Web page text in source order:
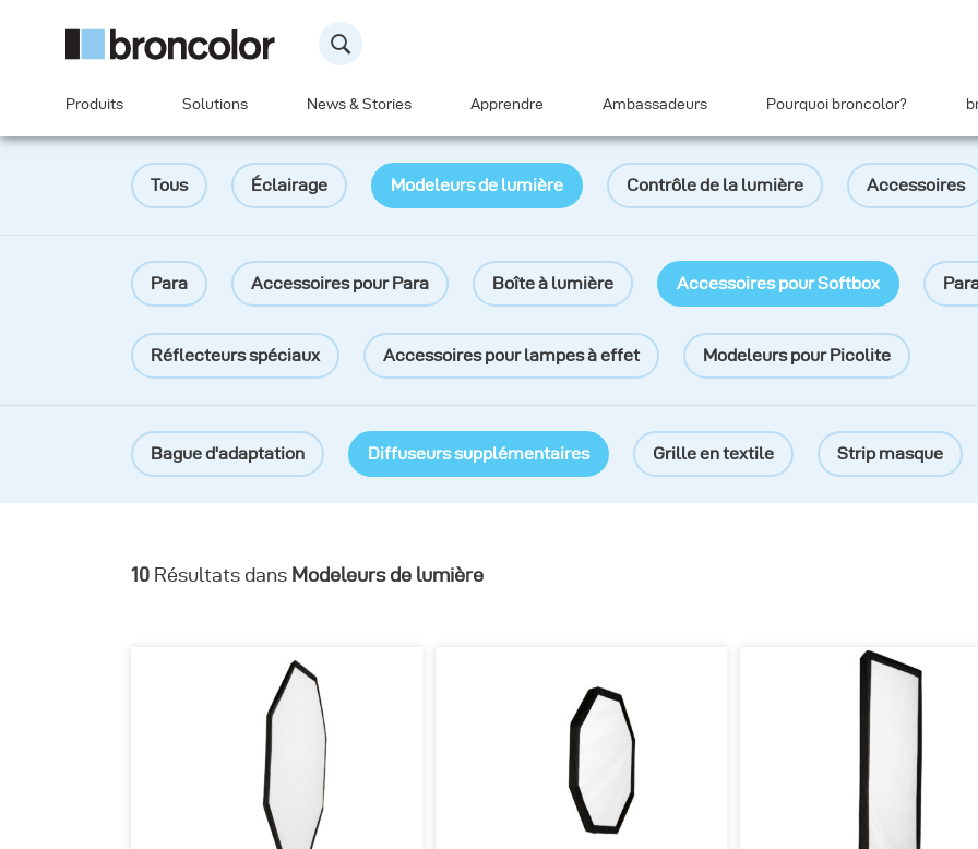
Produits Solutions News & Stories Apprendre Ambassadeurs Pourquoi broncolor?
Tous Éclairage Modeleurs de lumière Contrôle de la lumière Accessoires
Para Accessoires pour Para Boîte à lumière Accessoires pour Softbox
Bague d'adaptation Diffuseurs supplémentaires Grille en textile Strip masque
Réflecteurs spéciaux Accessoires pour lampes à effet Modeleurs pour Picolite
10 Résultats dans Modeleurs de lumière